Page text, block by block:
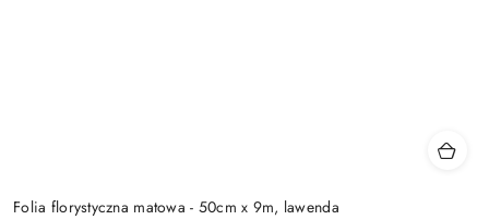
Folia florystyczna matowa - 50cm x 9m, lawenda